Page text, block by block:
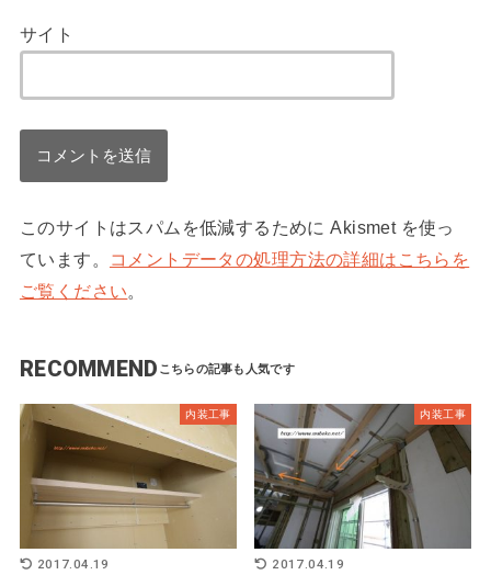
サイト
このサイトはスパムを低減するために Akismet を使っ
ています。
コメントデータの処理方法の詳細はこちらを
ご覧ください。
RECOMMEND
内装工事
2017.04.19
内装工事
2017.04.19